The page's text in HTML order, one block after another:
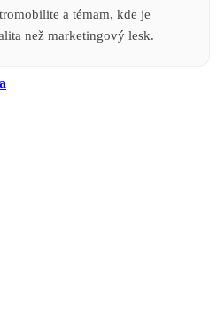
a témam, kde je
než marketingový lesk.